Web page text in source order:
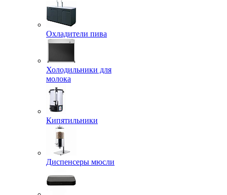
Охладители пива
Холодильники для
молока
Кипятильники
Диспенсеры мюсли